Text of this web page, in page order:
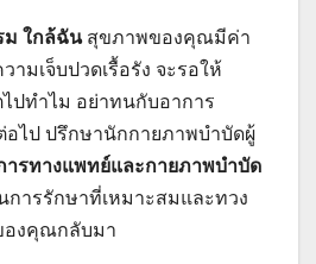
ม ใกล้ฉัน สุขภาพของคุณมีค่า
ามเจ็บปวดเรื้อรัง จะรอให้
ทำไม อย่าทนกับอาการ
ไป ปรึกษานักกายภาพบำบัดผู้
ารทางแพทย์และกายภาพบำบัด
การรักษาที่เหมาะสมและทวง
งคุณกลับมา